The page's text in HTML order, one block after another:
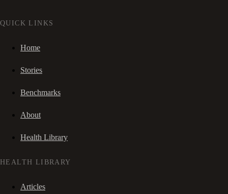
QUICK LINKS
Home
Stories
Benchmarks
About
Health Library
HEALTH LIBRARY
Articles